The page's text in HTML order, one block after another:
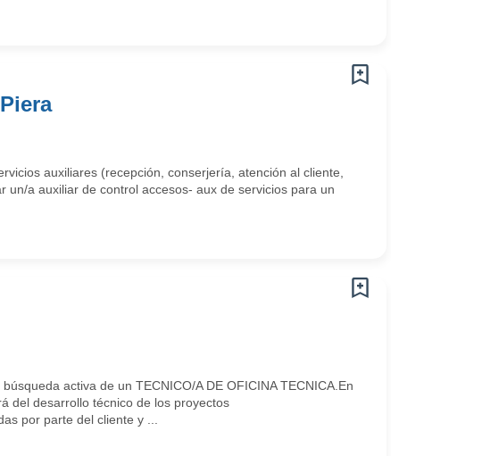
auxiliares (recepción, conserjería, atención al cliente,
a auxiliar de control accesos- aux de servicios para un
activa de un TECNICO/A DE OFICINA TECNICA.En
del desarrollo técnico de los proyectos
por parte del cliente y ...